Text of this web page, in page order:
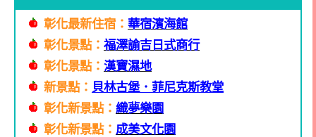
彰化最新住宿： 華宿濱海館
彰化景點： 福澤諭吉日式商行
彰化景點： 漢寶濕地
新景點： 貝林古堡．菲尼克斯教堂
彰化新景點： 織夢樂園
彰化新景點： 成美文化園